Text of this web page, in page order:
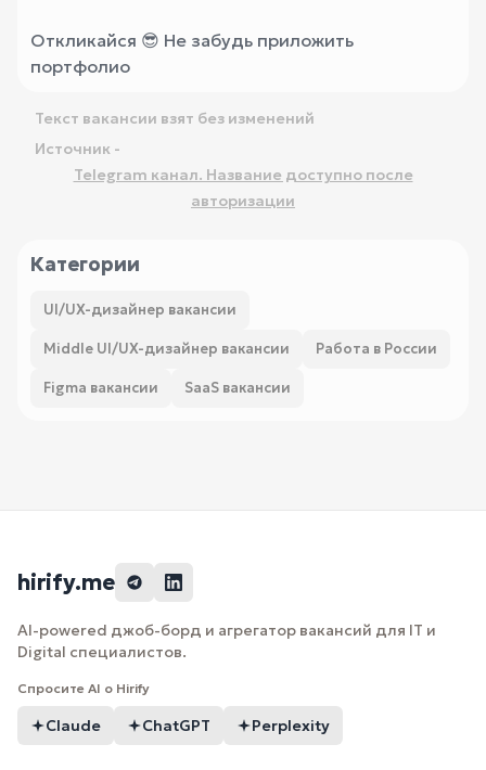
Откликайся 😎 Не забудь приложить
портфолио
Текст вакансии взят без изменений
Источник -
Telegram канал. Название доступно после
авторизации
Категории
UI/UX-дизайнер вакансии
Middle UI/UX-дизайнер вакансии Работа в России
Figma вакансии SaaS вакансии
hirify.me
AI-powered джоб-борд и агрегатор вакансий для IT и
Digital специалистов.
Спросите AI о Hirify
Claude ChatGPT Perplexity